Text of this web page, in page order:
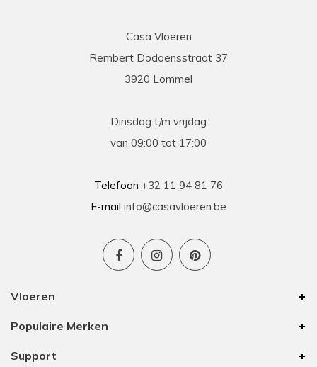
Casa Vloeren
Rembert Dodoensstraat 37
3920 Lommel
Dinsdag t/m vrijdag
van 09:00 tot 17:00
Telefoon +32 11 94 81 76
E-mail info@casavloeren.be
Vloeren
Populaire Merken
Support